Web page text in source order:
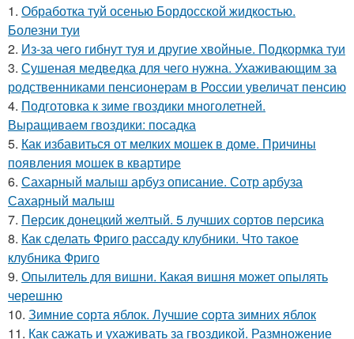
1. Обработка туй осенью Бордосской жидкостью.
Болезни туи
2. Из-за чего гибнут туя и другие хвойные. Подкормка туи
3. Сушеная медведка для чего нужна. Ухаживающим за
родственниками пенсионерам в России увеличат пенсию
4. Подготовка к зиме гвоздики многолетней.
Выращиваем гвоздики: посадка
5. Как избавиться от мелких мошек в доме. Причины
появления мошек в квартире
6. Сахарный малыш арбуз описание. Сотр арбуза
Сахарный малыш
7. Персик донецкий желтый. 5 лучших сортов персика
8. Как сделать Фриго рассаду клубники. Что такое
клубника Фриго
9. Опылитель для вишни. Какая вишня может опылять
черешню
10. Зимние сорта яблок. Лучшие сорта зимних яблок
11. Как сажать и ухаживать за гвоздикой. Размножение